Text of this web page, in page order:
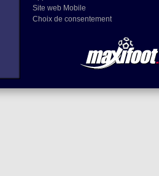
Site web Mobile
Choix de consentement